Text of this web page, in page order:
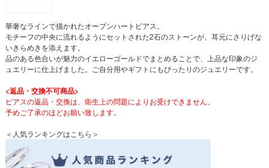
華奢なラインで描かれたオープンハートピアス。
モチーフの中央に流れるようにセットされた2石のストーンが、耳元にさりげな
いきらめきを添えます。
品のある色合いが魅力のイエローゴールドでまとめることで、上品な印象のジ
ュエリーに仕上げました。ご自分用やギフトにもぴったりのジュエリーです。
<返品・交換不可商品>
ピアスの返品・交換は、衛生上の問題によりお受けできません。
予めご了承のほどお願い致します。
＜人気ランキングはこちら＞